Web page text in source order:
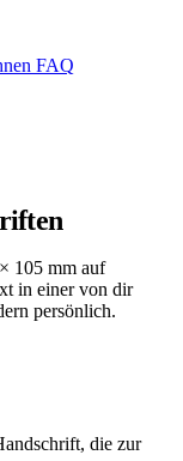
FAQ
105 mm auf
in einer von dir
persönlich.
die zur